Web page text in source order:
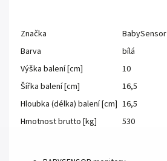
Značka
BabySensor
Barva
bílá
Výška balení [cm]
10
Šířka balení [cm]
16,5
Hloubka (délka) balení [cm] 16,5
Hmotnost brutto [kg]
530